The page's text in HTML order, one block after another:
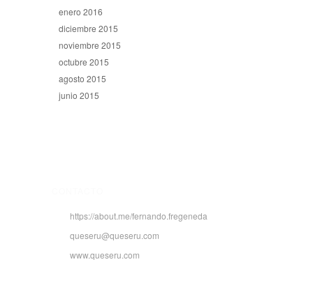
enero 2016
diciembre 2015
noviembre 2015
octubre 2015
agosto 2015
junio 2015
https://about.me/fernando.fregeneda
queseru@queseru.com
www.queseru.com